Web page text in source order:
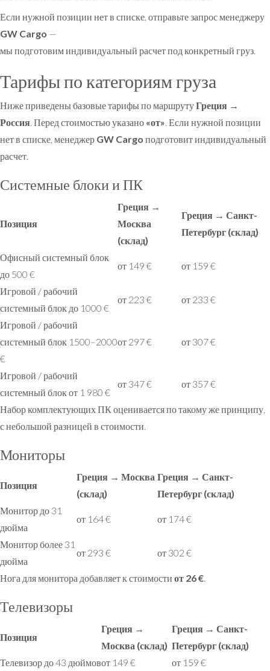
Если нужной позиции нет в списке, отправьте запрос менеджеру
GW Cargo —
мы подготовим индивидуальный расчет под конкретный груз.
Тарифы по категориям груза
Ниже приведены базовые тарифы по маршрутуГреция →
Россия. Перед стоимостью указано «от». Если нужной позиции
нет в списке, менеджер GW Cargo подготовит индивидуальный
расчет.
Системные блоки и ПК
Позиция
Греция →
Москва
(склад)
Греция → Санкт-
Петербург (склад)
Офисный системный блок
до 500 €
от 149 € от 159 €
Игровой / рабочий
системный блок до 1000 €
от 223 € от 233 €
Игровой / рабочий
системный блок 1500–2000
€
от 297 € от 307 €
Игровой / рабочий
системный блок от 1 980 €
от 347 € от 357 €
Набор комплектующих ПК оценивается по такому же принципу,
с небольшой разницей в стоимости.
Мониторы
Позиция
Греция → Москва
(склад)
Греция → Санкт-
Петербург (склад)
Монитор до 31
дюйма
от 164 € от 174 €
Монитор более 31
дюйма
от 293 € от 302 €
Нога для монитора добавляет к стоимости от 26 €.
Телевизоры
Позиция
Греция →
Москва (склад)
Греция → Санкт-
Петербург (склад)
Телевизор до 43 дюймовот 149 €
от 159 €